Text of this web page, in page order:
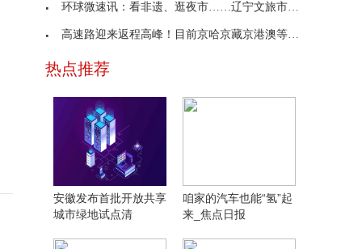
环球微速讯：看非遗、逛夜市……辽宁文旅市场迎五年
高速路迎来返程高峰！目前京哈京藏京港澳等行驶缓慢
热点推荐
安徽发布首批开放共享
城市绿地试点清
咱家的汽车也能“氢”起
来_焦点日报